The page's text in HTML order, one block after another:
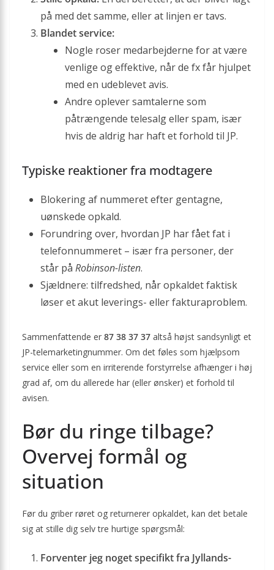
på med det samme, eller at linjen er tavs.
Blandet service:
Nogle roser medarbejderne for at være
venlige og effektive, når de fx får hjulpet
med en udeblevet avis.
Andre oplever samtalerne som
påtrængende telesalg eller spam, især
hvis de aldrig har haft et forhold til JP.
Typiske reaktioner fra modtagere
Blokering af nummeret efter gentagne,
uønskede opkald.
Forundring over, hvordan JP har fået fat i
telefonnummeret – især fra personer, der
står på Robinson-listen.
Sjældnere: tilfredshed, når opkaldet faktisk
løser et akut leverings- eller fakturaproblem.
Sammenfattende er 87 38 37 37 altså højst sandsynligt et
JP-telemarketingnummer. Om det føles som hjælpsom
service eller som en irriterende forstyrrelse afhænger i høj
grad af, om du allerede har (eller ønsker) et forhold til
avisen.
Bør du ringe tilbage?
Overvej formål og
situation
Før du griber røret og returnerer opkaldet, kan det betale
sig at stille dig selv tre hurtige spørgsmål:
Forventer jeg noget specifikt fra Jyllands-